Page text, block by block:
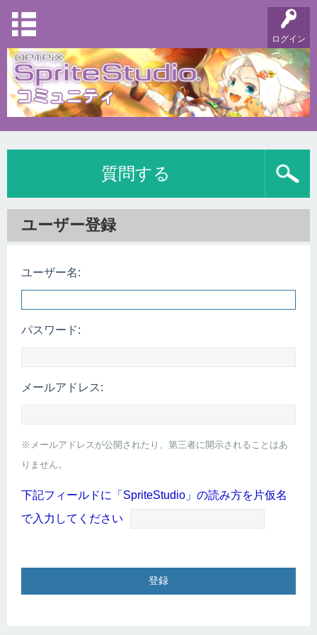
ログイン
質問する
ユーザー登録
ユーザー名:
パスワード:
メールアドレス:
※メールアドレスが公開されたり、第三者に開示されることはあ
りません。
下記フィールドに「SpriteStudio」の読み方を片仮名
で入力してください